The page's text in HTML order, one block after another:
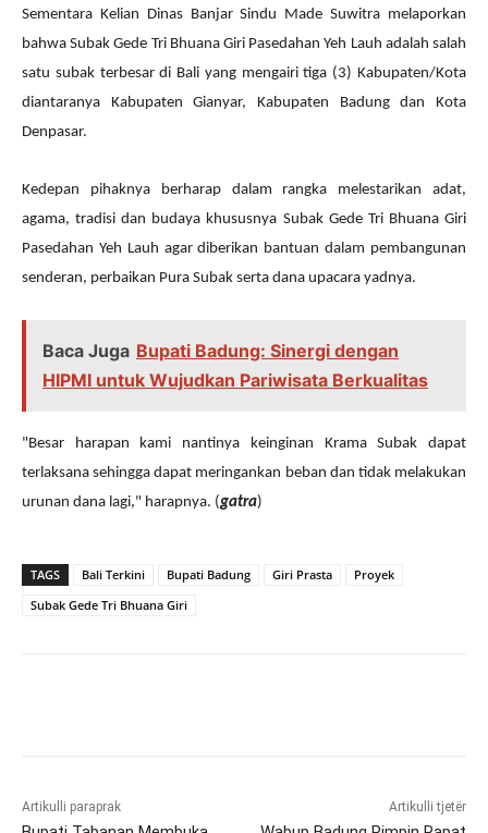
Sementara Kelian Dinas Banjar Sindu Made Suwitra melaporkan
bahwa Subak Gede Tri Bhuana Giri Pasedahan Yeh Lauh adalah salah
satu subak terbesar di Bali yang mengairi tiga (3) Kabupaten/Kota
diantaranya Kabupaten Gianyar, Kabupaten Badung dan Kota
Denpasar.
Kedepan pihaknya berharap dalam rangka melestarikan adat,
agama, tradisi dan budaya khususnya Subak Gede Tri Bhuana Giri
Pasedahan Yeh Lauh agar diberikan bantuan dalam pembangunan
senderan, perbaikan Pura Subak serta dana upacara yadnya.
Baca Juga Bupati Badung: Sinergi dengan
HIPMI untuk Wujudkan Pariwisata Berkualitas
"Besar harapan kami nantinya keinginan Krama Subak dapat
terlaksana sehingga dapat meringankan beban dan tidak melakukan
urunan dana lagi," harapnya. (gatra)
TAGS Bali Terkini Bupati Badung Giri Prasta
Proyek
Subak Gede Tri Bhuana Giri
Artikulli paraprak Artikulli tjetër